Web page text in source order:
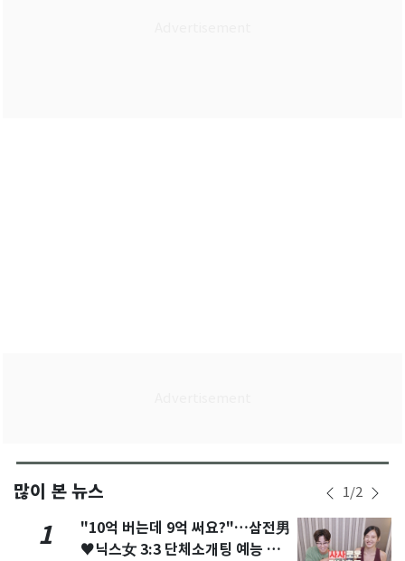
많이 본 뉴스 1/2
1
"10억 버는데 9억 써요?"…삼전男
♥닉스女 3:3 단체소개팅 예능 화